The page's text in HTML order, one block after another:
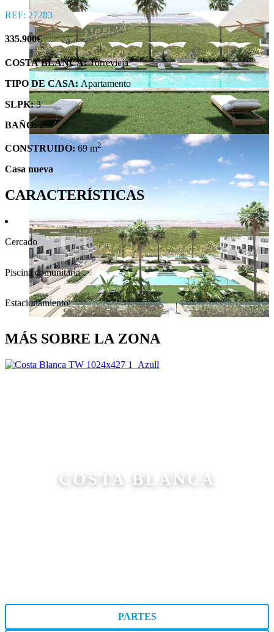
REF: 27283
335.900€
COSTA BLANCA:Torrevieja
TIPO DE CASA:Apartamento
SLPK:3
BAÑO:2
CONSTRUIDO: 69 m2
Casa nueva
CARACTERÍSTICAS
Cercado
Piscina comunitaria
Estacionamiento
MÁS SOBRE LA ZONA
COSTA BLANCA
PARTES